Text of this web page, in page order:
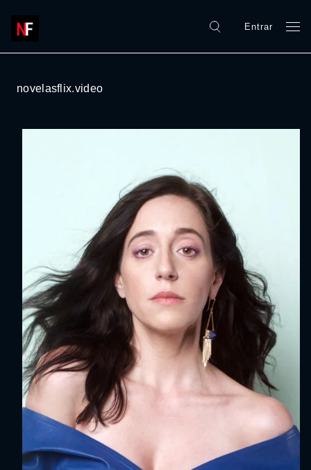
Entrar
novelasflix.video